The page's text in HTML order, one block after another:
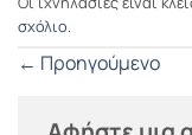
σχόλιο.
← Προηγούμενο